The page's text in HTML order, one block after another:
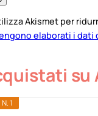
Akismet per
elaborati i dati
su
1